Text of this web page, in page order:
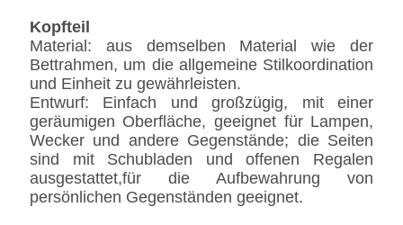
Kopfteil
Material: aus demselben Material wie der
Bettrahmen, um die allgemeine Stilkoordination
und Einheit zu gewährleisten.
Entwurf: Einfach und großzügig, mit einer
geräumigen Oberfläche, geeignet für Lampen,
Wecker und andere Gegenstände; die Seiten
sind mit Schubladen und offenen Regalen
ausgestattet,für die Aufbewahrung von
persönlichen Gegenständen geeignet.